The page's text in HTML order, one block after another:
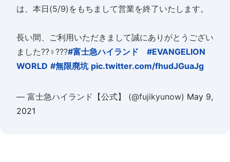
は、本日(5/9)をもちまして営業を終了いたします。
長い間、ご利用いただきまして誠にありがとうござい
ました??♀???#富士急ハイランド
#EVANGELION
WORLD #無限廃坑 pic.twitter.com/fhudJGuaJg
— 富士急ハイランド【公式】 (@fujikyunow) May 9,
2021